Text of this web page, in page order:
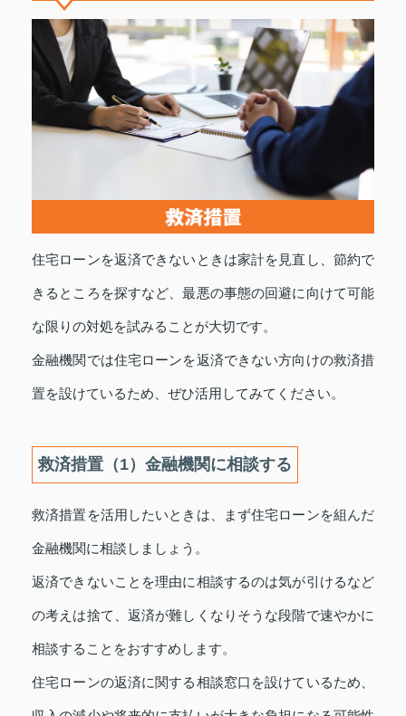
住宅ローンを返済できないときは家計を見直し、節約で
きるところを探すなど、最悪の事態の回避に向けて可能
な限りの対処を試みることが大切です。
金融機関では住宅ローンを返済できない方向けの救済措
置を設けているため、ぜひ活用してみてください。
救済措置（1）金融機関に相談する
救済措置を活用したいときは、まず住宅ローンを組んだ
金融機関に相談しましょう。
返済できないことを理由に相談するのは気が引けるなど
の考えは捨て、返済が難しくなりそうな段階で速やかに
相談することをおすすめします。
住宅ローンの返済に関する相談窓口を設けているため、